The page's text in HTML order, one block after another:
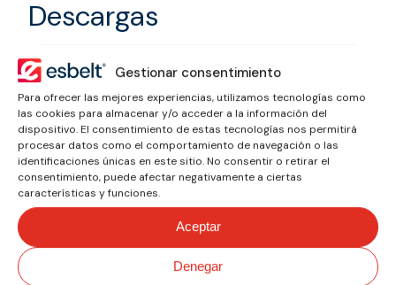
Gestionar consentimiento
Para ofrecer las mejores experiencias, utilizamos tecnologías como
las cookies para almacenar y/o acceder a la información del
dispositivo. El consentimiento de estas tecnologías nos permitirá
procesar datos como el comportamiento de navegación o las
identificaciones únicas en este sitio. No consentir o retirar el
consentimiento, puede afectar negativamente a ciertas
características y funciones.
Aceptar
Denegar
Descargas
Díptico Bandas para panadería y
repostería(PDF ES )
Flexibilidad en cantos vivos, resistencia a
aceites y grasas animales y vegetales.
Bandas para panadería fáciles de limpiar,
calidad alimentaria FDA y EU10/2011.
Díptico Bandas de TPU para
PDF ES